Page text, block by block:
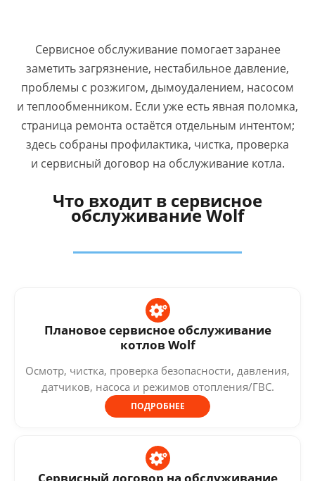
Сервисное обслуживание помогает заранее
заметить загрязнение, нестабильное давление,
проблемы с розжигом, дымоудалением, насосом
и теплообменником. Если уже есть явная поломка,
страница ремонта остаётся отдельным интентом;
здесь собраны профилактика, чистка, проверка
и сервисный договор на обслуживание котла.
Что входит в сервисное
обслуживание Wolf
Плановое сервисное обслуживание
котлов Wolf
Осмотр, чистка, проверка безопасности, давления,
датчиков, насоса и режимов отопления/ГВС.
ПОДРОБНЕЕ